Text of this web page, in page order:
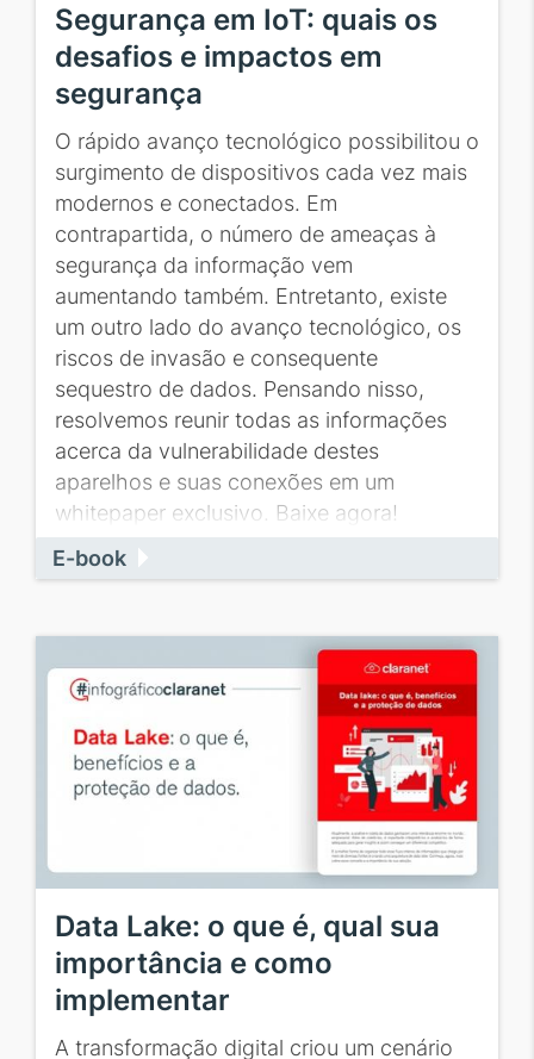
Segurança em IoT: quais os
desafios e impactos em
segurança
O rápido avanço tecnológico possibilitou o
surgimento de dispositivos cada vez mais
modernos e conectados. Em
contrapartida, o número de ameaças à
segurança da informação vem
aumentando também. Entretanto, existe
um outro lado do avanço tecnológico, os
riscos de invasão e consequente
sequestro de dados. Pensando nisso,
resolvemos reunir todas as informações
acerca da vulnerabilidade destes
aparelhos e suas conexões em um
whitepaper exclusivo. Baixe agora!
E-book
Data Lake: o que é, qual sua
importância e como
implementar
A transformação digital criou um cenário